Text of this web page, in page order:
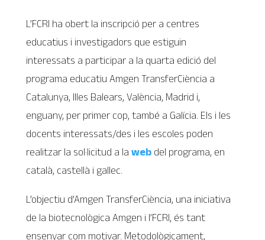
L’FCRI ha obert la inscripció per a centres
educatius i investigadors que estiguin
interessats a participar a la quarta edició del
programa educatiu Amgen TransferCiència a
Catalunya, Illes Balears, València, Madrid i,
enguany, per primer cop, també a Galícia. Els i les
docents interessats/des i les escoles poden
realitzar la sol·licitud a la web del programa, en
català, castellà i gallec.
L’objectiu d’Amgen TransferCiència, una iniciativa
de la biotecnològica Amgen i l’FCRI, és tant
ensenyar com motivar. Metodològicament,